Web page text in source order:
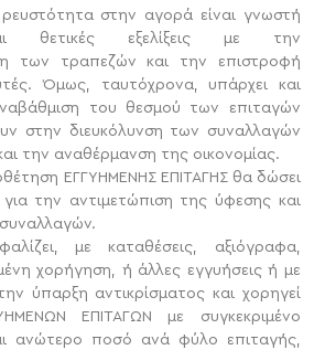
στην αγορά είναι γνωστή
θετικές εξελίξεις με την
των τραπεζών και την επιστροφή
Όμως, ταυτόχρονα, υπάρχει και
του θεσμού των επιταγών
στην διευκόλυνση των συναλλαγών
την αναθέρμανση της οικονομίας.
ΕΓΓΥΗΜΕΝΗΣ ΕΠΙΤΑΓΗΣ θα δώσει
την αντιμετώπιση της ύφεσης και
με καταθέσεις, αξιόγραφα,
χορήγηση, ή άλλες εγγυήσεις ή με
ύπαρξη αντικρίσματος και χορηγεί
ΕΠΙΤΑΓΩΝ με συγκεκριμένο
ανώτερο ποσό ανά φύλο επιταγής,